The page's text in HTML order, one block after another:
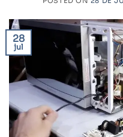
28
jul